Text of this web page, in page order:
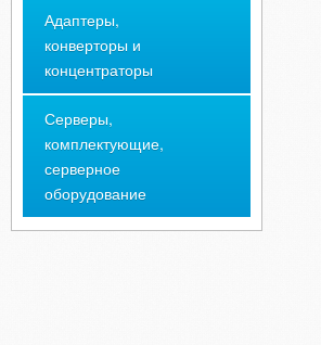
Адаптеры,
конверторы и
концентраторы
Серверы,
комплектующие,
серверное
оборудование